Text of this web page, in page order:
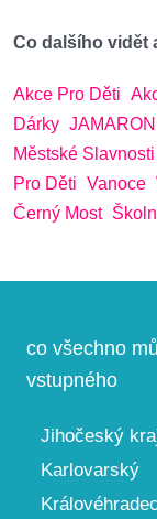
Co dalšího vidět
Akce Pro Děti
Dárky JAMARON
Městské
Pro Děti Vanoce
Černý Most
co všechno
vstupného
Jihočeský
Karlovarský